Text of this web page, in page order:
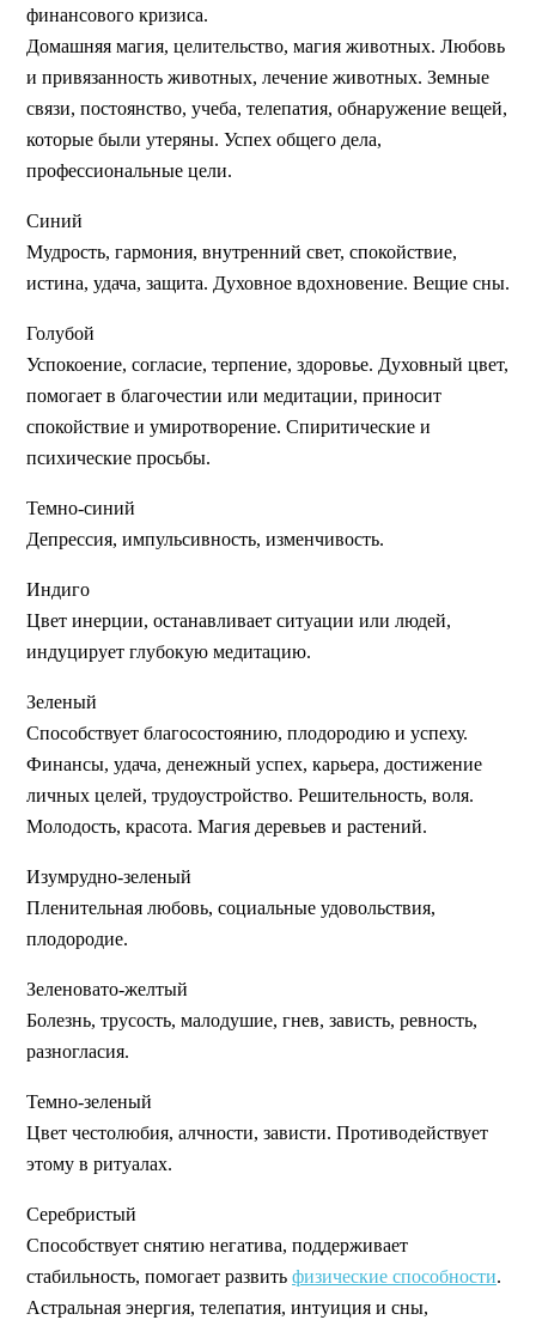
финансового кризиса.
Домашняя магия, целительство, магия животных. Любовь
и привязанность животных, лечение животных. Земные
связи, постоянство, учеба, телепатия, обнаружение вещей,
которые были утеряны. Успех общего дела,
профессиональные цели.
Синий
Мудрость, гармония, внутренний свет, спокойствие,
истина, удача, защита. Духовное вдохновение. Вещие сны.
Голубой
Успокоение, согласие, терпение, здоровье. Духовный цвет,
помогает в благочестии или медитации, приносит
спокойствие и умиротворение. Спиритические и
психические просьбы.
Темно-синий
Депрессия, импульсивность, изменчивость.
Индиго
Цвет инерции, останавливает ситуации или людей,
индуцирует глубокую медитацию.
Зеленый
Способствует благосостоянию, плодородию и успеху.
Финансы, удача, денежный успех, карьера, достижение
личных целей, трудоустройство. Решительность, воля.
Молодость, красота. Магия деревьев и растений.
Изумрудно-зеленый
Пленительная любовь, социальные удовольствия,
плодородие.
Зеленовато-желтый
Болезнь, трусость, малодушие, гнев, зависть, ревность,
разногласия.
Темно-зеленый
Цвет честолюбия, алчности, зависти. Противодействует
этому в ритуалах.
Серебристый
Способствует снятию негатива, поддерживает
стабильность, помогает развить физические способности.
Астральная энергия, телепатия, интуиция и сны,